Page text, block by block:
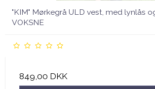
"KIM" Mørkegrå ULD vest, med lynlås
VOKSNE
849,00 DKK